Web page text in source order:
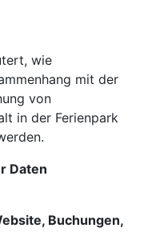
wie
mit der
von
in der Ferienpark
Daten
Buchungen,